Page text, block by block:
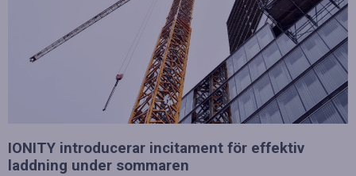
IONITY introducerar incitament för effektiv
laddning under sommaren